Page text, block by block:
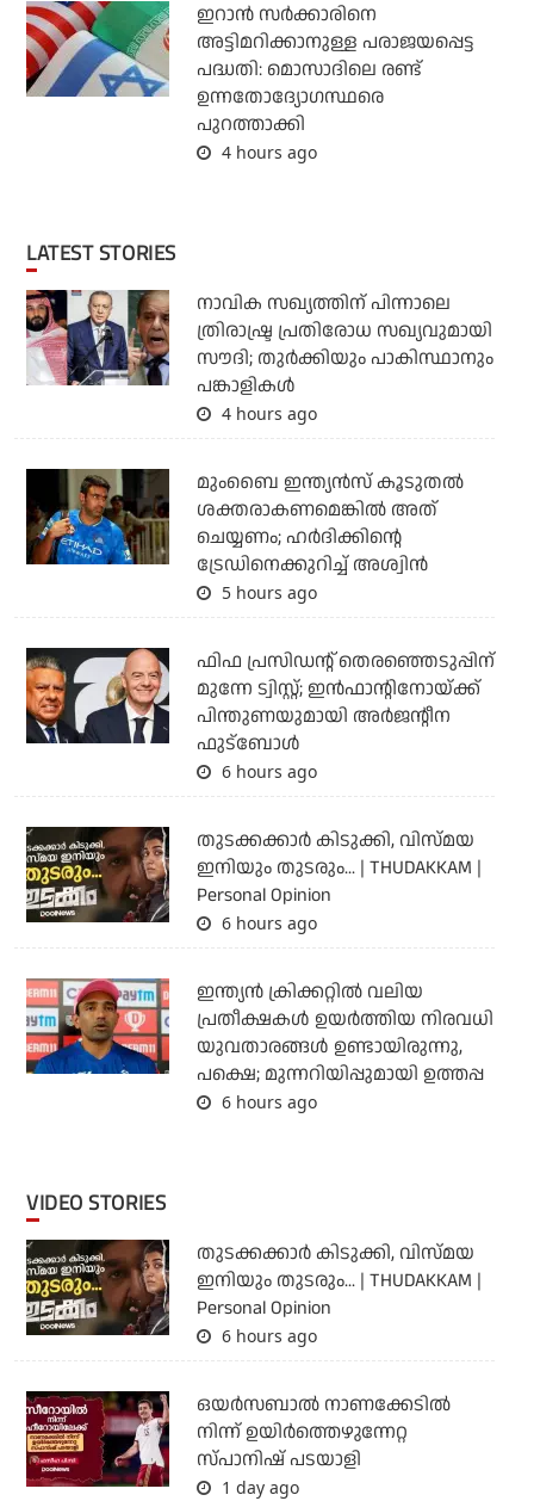
ഇറാന്‍ സര്‍ക്കാരിനെ
അട്ടിമറിക്കാനുള്ള പരാജയപ്പെട്ട
പദ്ധതി: മൊസാദിലെ രണ്ട്
ഉന്നതോദ്യോഗസ്ഥരെ
പുറത്താക്കി
4 hours ago
LATEST STORIES
നാവിക സഖ്യത്തിന് പിന്നാലെ
ത്രിരാഷ്ട്ര പ്രതിരോധ സഖ്യവുമായി
സൗദി; തുര്‍ക്കിയും പാകിസ്ഥാനും
പങ്കാളികള്‍
4 hours ago
മുംബൈ ഇന്ത്യന്‍സ് കൂടുതല്‍
ശക്തരാകണമെങ്കില്‍ അത്
ചെയ്യണം; ഹര്‍ദിക്കിന്റെ
ട്രേഡിനെക്കുറിച്ച് അശ്വിന്‍
5 hours ago
ഫിഫ പ്രസിഡന്റ് തെരഞ്ഞെടുപ്പിന്
മുന്നേ ട്വിസ്റ്റ്; ഇന്‍ഫാന്റിനോയ്ക്ക്
പിന്തുണയുമായി അര്‍ജന്റീന
ഫുട്‌ബോള്‍
6 hours ago
തുടക്കക്കാര്‍ കിടുക്കി, വിസ്മയ
ഇനിയും തുടരും... | THUDAKKAM |
Personal Opinion
6 hours ago
ഇന്ത്യന്‍ ക്രിക്കറ്റില്‍ വലിയ
പ്രതീക്ഷകള്‍ ഉയര്‍ത്തിയ നിരവധി
യുവതാരങ്ങള്‍ ഉണ്ടായിരുന്നു,
പക്ഷെ; മുന്നറിയിപ്പുമായി ഉത്തപ്പ
6 hours ago
VIDEO STORIES
തുടക്കക്കാര്‍ കിടുക്കി, വിസ്മയ
ഇനിയും തുടരും... | THUDAKKAM |
Personal Opinion
6 hours ago
ഒയര്‍സബാൽ നാണക്കേടിൽ
നിന്ന് ഉയിർത്തെഴുന്നേറ്റ
സ്പാനിഷ് പടയാളി
1 day ago